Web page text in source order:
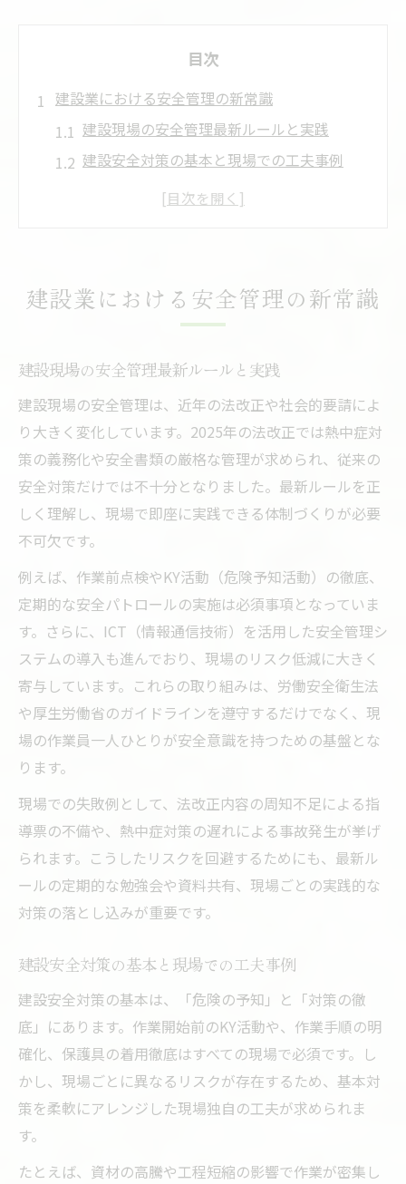
目次
建設業における安全管理の新常識
建設現場の安全管理最新ルールと実践
建設安全対策の基本と現場での工夫事例
建設業で重要な安全管理体制の要点解説
現場安全を強化する最新の建設対策
建設業安全対策の最新動向と実務への活用
建設安全教育資料を現場でどう活用するか
建設安全研究会が示す現場改善ポイント
建設の安全対策を強化する日常の取り組み
安全意識を高める建設現場の工夫とは
建設現場で安全意識を浸透させる工夫例
建設業で役立つ安全標語とスローガン集
建設現場でのヒヤリハット共有の仕組みづ
くり
建設現場全体で安全意識を高める教育方法
労働災害を防ぐ建設安全教育の秘訣
建設安全教育の基礎と労働災害防止策
建設現場で使える安全教育資料の活用術
建設業の労働災害事例から学ぶ教訓
建設現場教育動画の導入と実施効果
2025年対応へ建設現場で今必要な対策
建設業2025年法改正へ向けた安全管理準備
建設安全のための熱中症義務化対応策特集
建設安全管理者が実践すべき新ルール対応
建設業安全衛生早わかり資料の活用法
建設の安全ルールを再確認するポイント
建設業の安全ルール重要ポイント解説
建設安全書類の整備と現場での運用方法
建設業における安全管理の新常識
建設現場の安全管理最新ルールと実践
建設現場の安全管理は、近年の法改正や社会的要請によ
り大きく変化しています。2025年の法改正では熱中症対
策の義務化や安全書類の厳格な管理が求められ、従来の
安全対策だけでは不十分となりました。最新ルールを正
しく理解し、現場で即座に実践できる体制づくりが必要
不可欠です。
例えば、作業前点検やKY活動（危険予知活動）の徹底、
定期的な安全パトロールの実施は必須事項となっていま
す。さらに、ICT（情報通信技術）を活用した安全管理シ
ステムの導入も進んでおり、現場のリスク低減に大きく
寄与しています。これらの取り組みは、労働安全衛生法
や厚生労働省のガイドラインを遵守するだけでなく、現
場の作業員一人ひとりが安全意識を持つための基盤とな
ります。
現場での失敗例として、法改正内容の周知不足による指
導票の不備や、熱中症対策の遅れによる事故発生が挙げ
られます。こうしたリスクを回避するためにも、最新ル
ールの定期的な勉強会や資料共有、現場ごとの実践的な
対策の落とし込みが重要です。
建設安全対策の基本と現場での工夫事例
建設安全対策の基本は、「危険の予知」と「対策の徹
底」にあります。作業開始前のKY活動や、作業手順の明
確化、保護具の着用徹底はすべての現場で必須です。し
かし、現場ごとに異なるリスクが存在するため、基本対
策を柔軟にアレンジした現場独自の工夫が求められま
す。
たとえば、資材の高騰や工程短縮の影響で作業が密集し